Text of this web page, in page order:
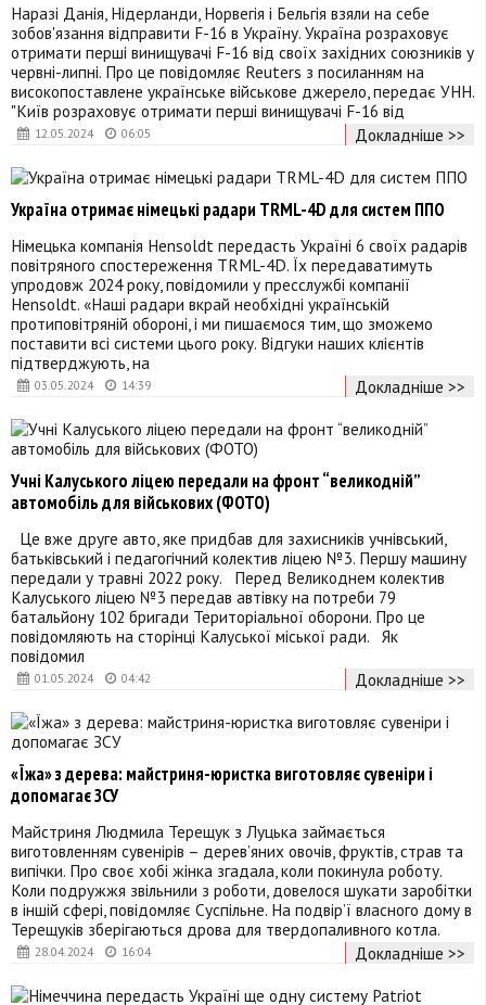
12.05.2024 06:05
Наразі Данія, Нідерланди, Норвегія і Бельгія взяли на себе
зобов'язання відправити F-16 в Україну. Україна розраховує
отримати перші винищувачі F-16 від своїх західних союзників у
червні-липні. Про це повідомляє Reuters з посиланням на
високопоставлене українське військове джерело, передає УНН.
"Київ розраховує отримати перші винищувачі F-16 від
Докладніше >>
03.05.2024 14:39
Україна отримає німецькі радари TRML-4D для систем ППО
Німецька компанія Hensoldt передасть Україні 6 своїх радарів
повітряного спостереження TRML-4D. Їх передаватимуть
упродовж 2024 року, повідомили у пресслужбі компанії
Hensoldt. «Наші радари вкрай необхідні українській
протиповітряній обороні, і ми пишаємося тим, що зможемо
поставити всі системи цього року. Відгуки наших клієнтів
підтверджують, на
Докладніше >>
01.05.2024 04:42
Учні Калуського ліцею передали на фронт “великодній”
автомобіль для військових (ФОТО)
Це вже друге авто, яке придбав для захисників учнівський,
батьківський і педагогічний колектив ліцею №3. Першу машину
передали у травні 2022 року. Перед Великоднем колектив
Калуського ліцею №3 передав автівку на потреби 79
батальйону 102 бригади Територіальної оборони. Про це
повідомляють на сторінці Калуської міської ради. Як
повідомил
Докладніше >>
28.04.2024 16:04
«Їжа» з дерева: майстриня-юристка виготовляє сувеніри і
допомагає ЗСУ
Майстриня Людмила Терещук з Луцька займається
виготовленням сувенірів – дерев’яних овочів, фруктів, страв та
випічки. Про своє хобі жінка згадала, коли покинула роботу.
Коли подружжя звільнили з роботи, довелося шукати заробітки
в іншій сфері, повідомляє Суспільне. На подвір’ї власного дому в
Терещуків зберігаються дрова для твердопаливного котла.
Докладніше >>